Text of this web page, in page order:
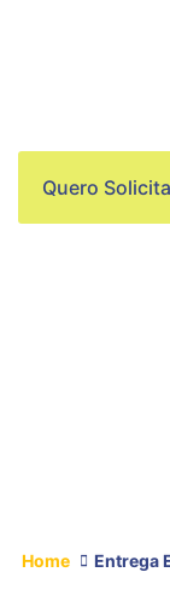
Quero
Home Entrega